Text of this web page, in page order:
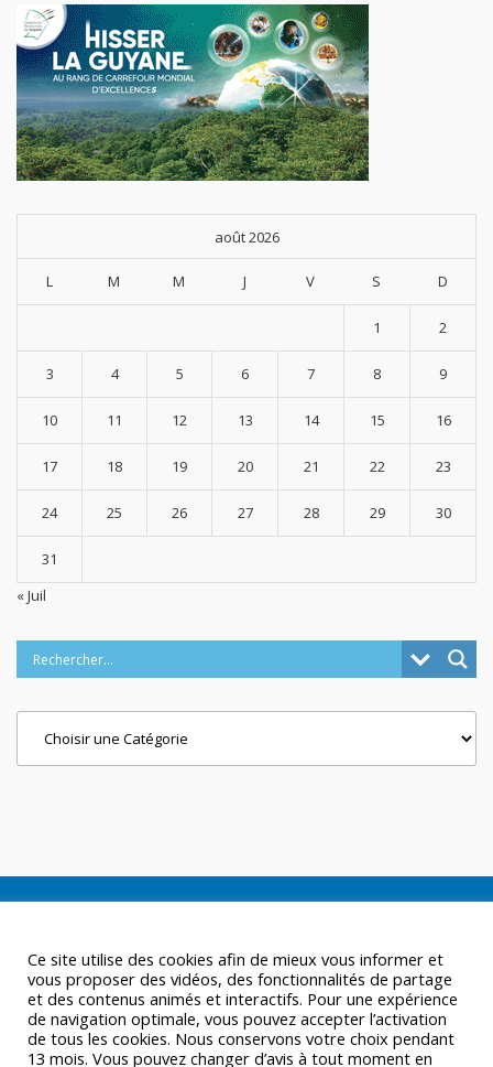
août 2026
L M M J V S D
1 2
3 4 5 6 7 8 9
10 11 12 13 14 15 16
17 18 19 20 21 22 23
24 25 26 27 28 29 30
31
« Juil
Ce site utilise des cookies afin de mieux vous informer et
vous proposer des vidéos, des fonctionnalités de partage
et des contenus animés et interactifs. Pour une expérience
de navigation optimale, vous pouvez accepter l’activation
de tous les cookies. Nous conservons votre choix pendant
13 mois. Vous pouvez changer d’avis à tout moment en